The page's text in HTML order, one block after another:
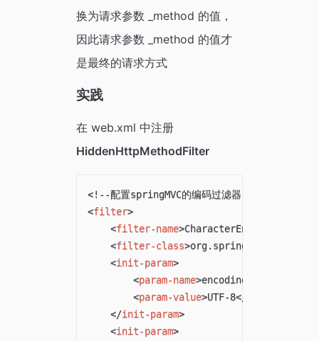
换为请求参数 _method 的值，
因此请求参数 _method 的值才
是最终的请求方式
实践
在 web.xml 中注册
HiddenHttpMethodFilter
<!--配置springMVC的编码过滤器-->
<filter>
<filter-name>CharacterEncodingFilter
<filter-class>
<init-param>
<param-name>encoding
<param-value>UTF-8</
</init-param>
<init-param>